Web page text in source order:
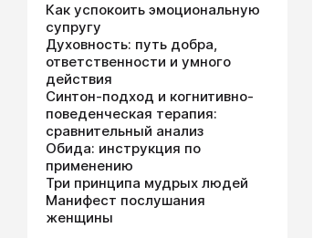
Как успокоить эмоциональную
супругу
Духовность: путь добра,
ответственности и умного
действия
Синтон-подход и когнитивно-
поведенческая терапия:
сравнительный анализ
Обида: инструкция по
применению
Три принципа мудрых людей
Манифест послушания
женщины